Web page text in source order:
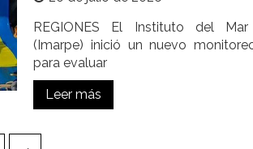
REGIONES El Instituto del
(Imarpe) inició un nuevo
para evaluar
Leer más